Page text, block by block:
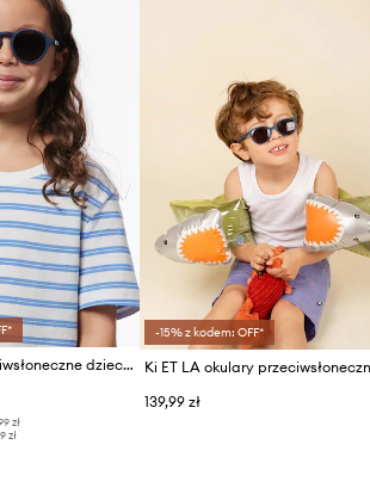
IZIPIZI okulary przeciwsłoneczne dziecięce KIDS
zł
zł
-15% z kodem: OFF*
139,99 zł